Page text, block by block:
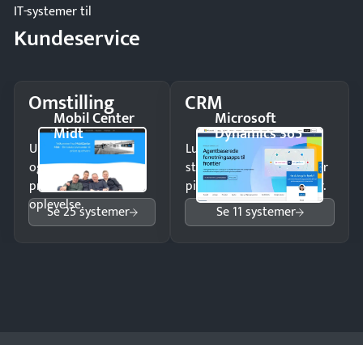
IT-systemer til
Kundeservice
Omstilling
Mobil Center
Midt
Undgå tabte opkald
og giv kunderne en
professionel
oplevelse.
Se 25 systemer
CRMMicrosoft
Dynamics 365
Luk flere salg med et
struktureret overblik over
pipeline og opfølgninger.
Se 11 systemer